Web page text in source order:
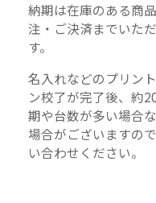
納期は在庫のある商
注・ご決済までいた
す。
名入れなどのプリン
ン校了が完了後、約
期や台数が多い場合
場合がございますの
い合わせください。